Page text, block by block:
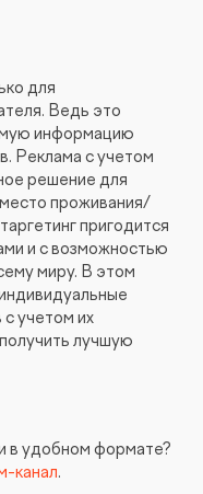
для
Ведь это
информацию
Реклама с учетом
решение для
проживания/
пригодится
и с возможностью
миру. В этом
с учетом их
лучшую
в удобном формате?
канал.